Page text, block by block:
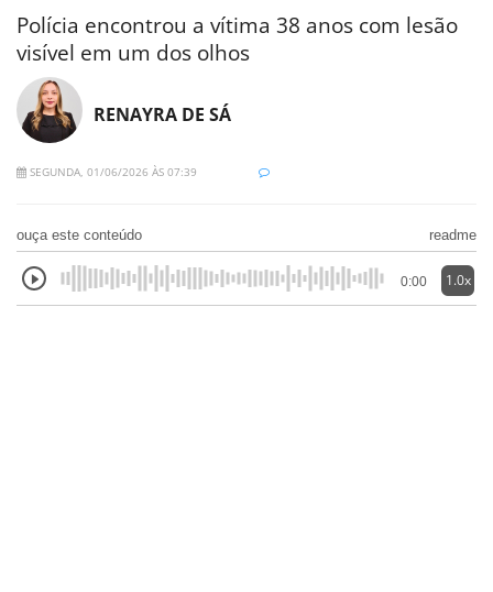
Polícia encontrou a vítima 38 anos com lesão
visível em um dos olhos
RENAYRA DE SÁ
SEGUNDA, 01/06/2026 ÀS 07:39
ouça este conteúdo readme
0:00 1.0x